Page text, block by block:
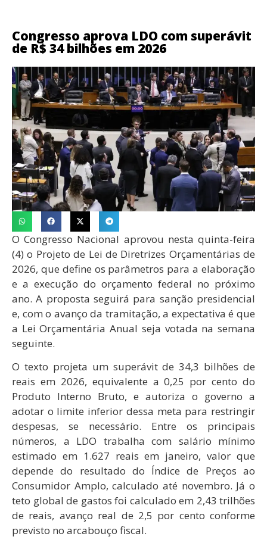
Congresso aprova LDO com superávit
de R$ 34 bilhões em 2026
O Congresso Nacional aprovou nesta quinta-feira
(4) o Projeto de Lei de Diretrizes Orçamentárias de
2026, que define os parâmetros para a elaboração
e a execução do orçamento federal no próximo
ano. A proposta seguirá para sanção presidencial
e, com o avanço da tramitação, a expectativa é que
a Lei Orçamentária Anual seja votada na semana
seguinte.
O texto projeta um superávit de 34,3 bilhões de
reais em 2026, equivalente a 0,25 por cento do
Produto Interno Bruto, e autoriza o governo a
adotar o limite inferior dessa meta para restringir
despesas, se necessário. Entre os principais
números, a LDO trabalha com salário mínimo
estimado em 1.627 reais em janeiro, valor que
depende do resultado do Índice de Preços ao
Consumidor Amplo, calculado até novembro. Já o
teto global de gastos foi calculado em 2,43 trilhões
de reais, avanço real de 2,5 por cento conforme
previsto no arcabouço fiscal.